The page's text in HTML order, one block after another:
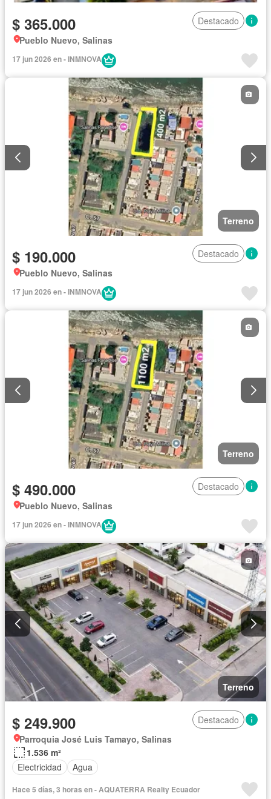
$ 365.000
Destacado
Pueblo Nuevo, Salinas
17 jun 2026 en - INMNOVA
Terreno
$ 190.000
Destacado
Pueblo Nuevo, Salinas
17 jun 2026 en - INMNOVA
Terreno
$ 490.000
Destacado
Pueblo Nuevo, Salinas
17 jun 2026 en - INMNOVA
Terreno
$ 249.900
Destacado
Parroquia José Luis Tamayo, Salinas
1.536 m²
Electricidad
Agua
Hace 5 días, 3 horas en - AQUATERRA Realty Ecuador